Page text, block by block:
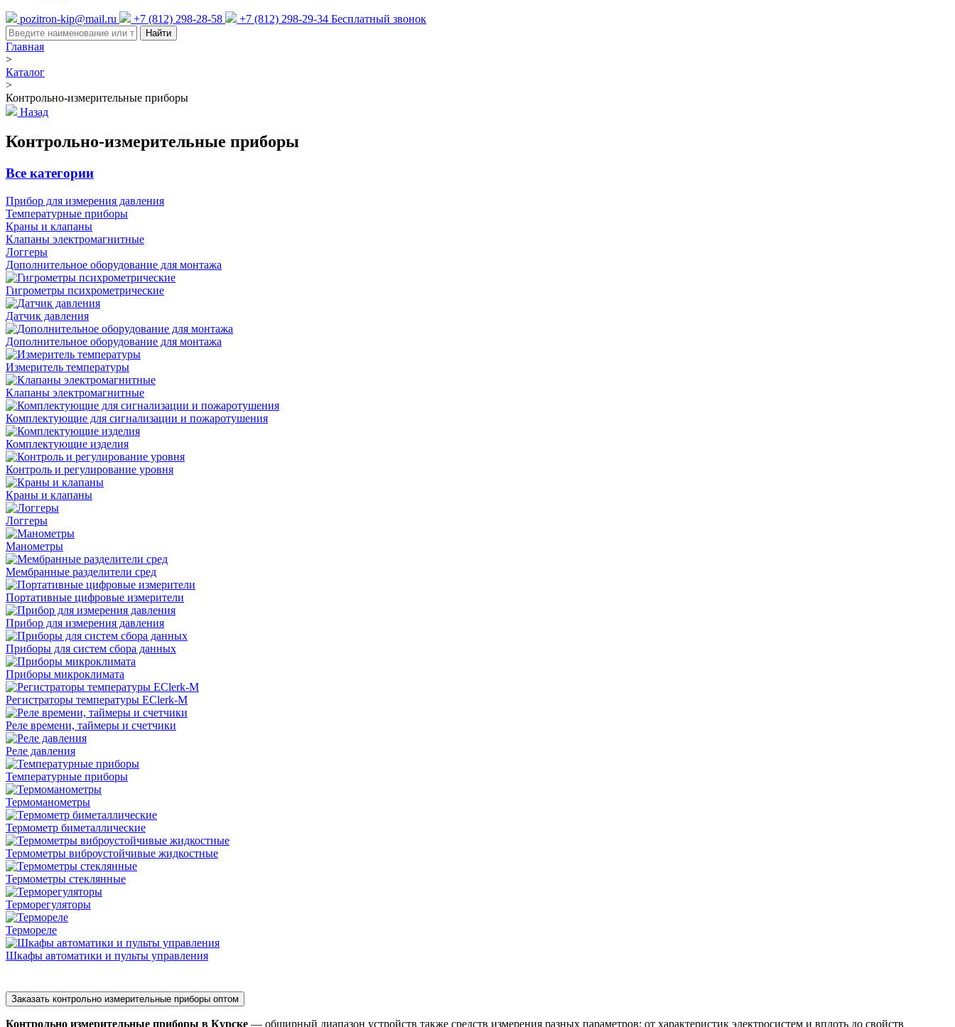
pozitron-kip@mail.ru +7 (812) 298-28-58 +7 (812) 298-29-34 Бесплатный звонок
Найти
Главная
>
Каталог
>
Контрольно-измерительные приборы
Назад
Контрольно-измерительные приборы
Все категории
Прибор для измерения давления
Температурные приборы
Краны и клапаны
Клапаны электромагнитные
Логгеры
Дополнительное оборудование для монтажа
Гигрометры психрометрические
Датчик давления
Дополнительное оборудование для монтажа
Измеритель температуры
Клапаны электромагнитные
Комплектующие для сигнализации и пожаротушения
Комплектующие изделия
Контроль и регулирование уровня
Краны и клапаны
Логгеры
Манометры
Мембранные разделители сред
Портативные цифровые измерители
Прибор для измерения давления
Приборы для систем сбора данных
Приборы микроклимата
Регистраторы температуры EClerk-M
Реле времени, таймеры и счетчики
Реле давления
Температурные приборы
Термоманометры
Термометр биметаллические
Термометры виброустойчивые жидкостные
Термометры стеклянные
Терморегуляторы
Термореле
Шкафы автоматики и пульты управления
Заказать контрольно измерительные приборы оптом
Контрольно измерительные приборы в Курске — обширный диапазон устройств также средств измерения разных параметров: от характеристик электросистем и вплоть до свойств